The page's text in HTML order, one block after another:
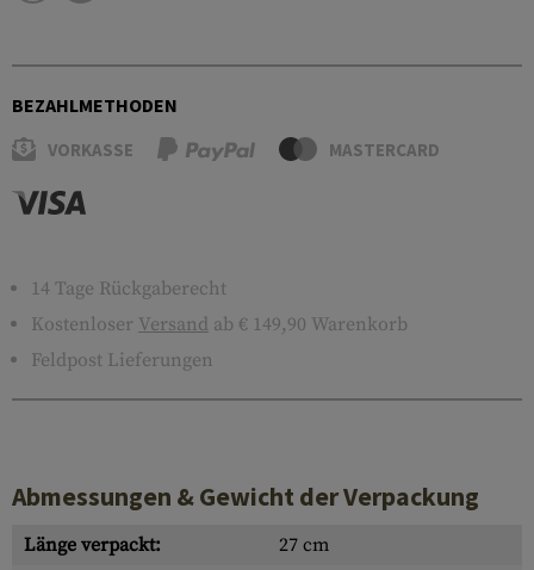
BEZAHLMETHODEN
VORKASSE MASTERCARD
14 Tage Rückgaberecht
Kostenloser Versand ab € 149,90 Warenkorb
Feldpost Lieferungen
Abmessungen & Gewicht der Verpackung
Länge verpackt:
27 cm